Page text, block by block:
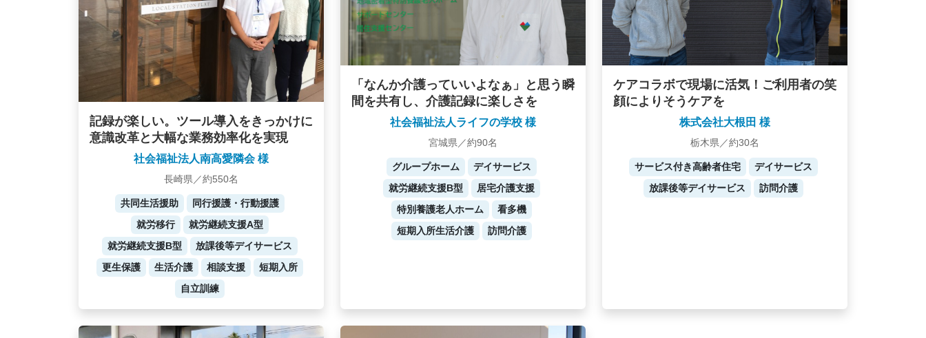
記録が楽しい。ツール導入をきっかけに
意識改革と大幅な業務効率化を実現
社会福祉法人南高愛隣会 様
長崎県／約550名
共同生活援助
同行援護・行動援護
就労移行
就労継続支援A型
就労継続支援B型
放課後等デイサービス
更生保護
生活介護 相談支援
短期入所
自立訓練
「なんか介護っていいよなぁ」と思う瞬
間を共有し、介護記録に楽しさを
社会福祉法人ライフの学校 様
宮城県／約90名
グループホーム
デイサービス
就労継続支援B型
居宅介護支援
特別養護老人ホーム
看多機
短期入所生活介護
訪問介護
ケアコラボで現場に活気！ご利用者の笑
顔によりそうケアを
株式会社大根田 様
栃木県／約30名
サービス付き高齢者住宅
デイサービス
放課後等デイサービス
訪問介護